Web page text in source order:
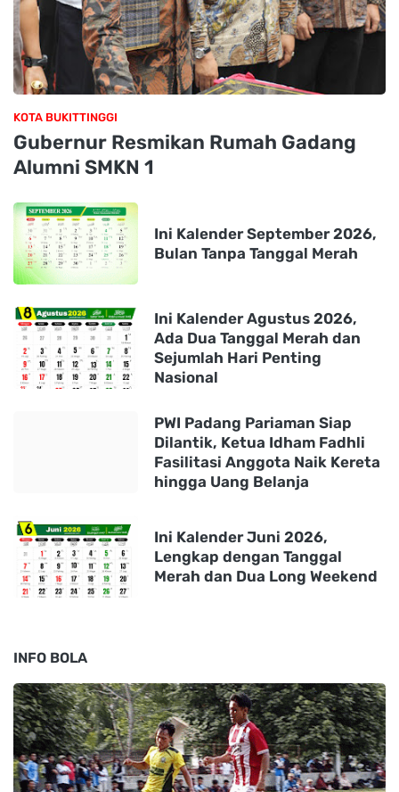
KOTA BUKITTINGGI
Gubernur Resmikan Rumah Gadang
Alumni SMKN 1
Ini Kalender September 2026,
Bulan Tanpa Tanggal Merah
Ini Kalender Agustus 2026,
Ada Dua Tanggal Merah dan
Sejumlah Hari Penting
Nasional
PWI Padang Pariaman Siap
Dilantik, Ketua Idham Fadhli
Fasilitasi Anggota Naik Kereta
hingga Uang Belanja
Ini Kalender Juni 2026,
Lengkap dengan Tanggal
Merah dan Dua Long Weekend
INFO BOLA